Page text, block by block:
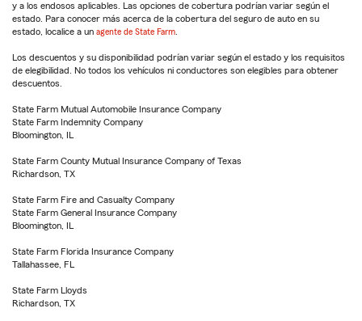
y a los endosos aplicables. Las opciones de cobertura podrían variar según el
estado. Para conocer más acerca de la cobertura del seguro de auto en su
estado, localice a un agente de State Farm
Los descuentos y su disponibilidad podrían variar según el estado y los requisitos
de elegibilidad. No todos los vehículos ni conductores son elegibles para obtener
descuentos.
State Farm Mutual Automobile Insurance Company
State Farm Indemnity Company
Bloomington, IL
State Farm County Mutual Insurance Company of Texas
Richardson, TX
State Farm Fire and Casualty Company
State Farm General Insurance Company
Bloomington, IL
State Farm Florida Insurance Company
Tallahassee, FL
State Farm Lloyds
Richardson, TX